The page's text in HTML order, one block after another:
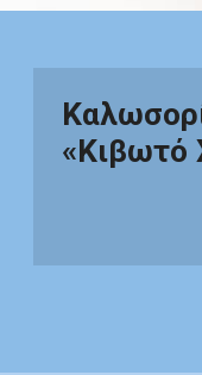
«Κιβωτό